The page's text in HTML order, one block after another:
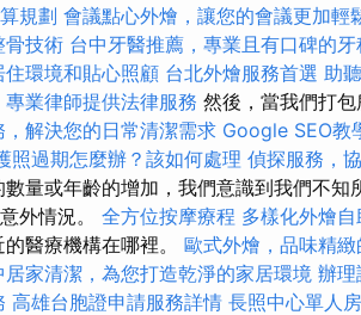
規劃 會議點心外燴，讓您的會議更加輕
骨技術 台中牙醫推薦，專業且有口碑的牙
環境和貼心照顧 台北外燴服務首選 助
業律師提供法律服務 然後，當我們打
，解決您的日常清潔需求 Google SEO教
照過期怎麼辦？該如何處理 偵探服務，
量或年齡的增加，我們意識到我們不知
外情況。 全方位按摩療程 多樣化外燴
醫療機構在哪裡。 歐式外燴，品味精
居家清潔，為您打造乾淨的家居環境 辦理
高雄台胞證申請服務詳情 長照中心單人